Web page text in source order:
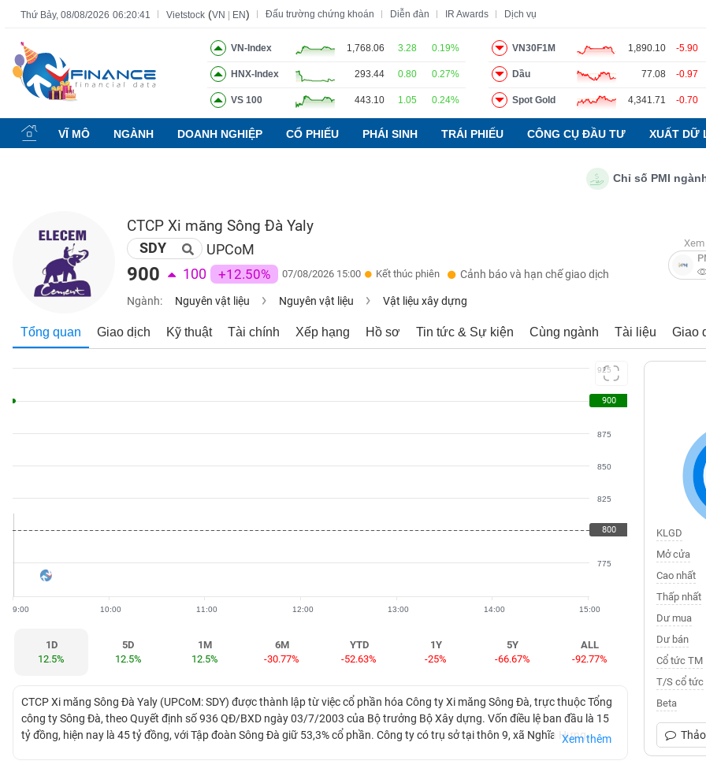
Thứ Bảy, 08/08/2026 06:20:42 Vietstock (VN EN) Đấu trường chứng khoán Diễn đàn IR Awards Dịch vụ
VN-Index 1,768.06 3.28 0.19%
HNX-Index 293.44 0.80 0.27%
VS 100 443.10 1.05 0.24%
VN30F1M 1,890.10 -5.90
Dầu 77.08 -0.97
Spot Gold 4,341.71 -0.70
VĨ MÔ NGÀNH DOANH NGHIỆP CỔ PHIẾU PHÁI SINH TRÁI PHIẾU CÔNG CỤ ĐẦU TƯ XUẤT DỮ
Chỉ số PMI ngành
CTCP Xi măng Sông Đà Yaly
SDY UPCoM
900 100 +12.50% 07/08/2026 15:00 Kết thúc phiên Cảnh báo và hạn chế giao dịch
Ngành: Nguyên vật liệu Nguyên vật liệu Vật liệu xây dựng
Tổng quan Giao dịch Kỹ thuật Tài chính Xếp hạng Hồ sơ Tin tức & Sự kiện Cùng ngành Tài liệu Giao
800
775
825
850
875
900
925
9:00 10:00 11:00 12:00 13:00 14:00 15:00
800
900
1D
12.5%
5D
12.5%
1M
12.5%
6M
-30.77%
YTD
-52.63%
1Y
-25%
5Y
-66.67%
ALL
-92.77%
CTCP Xi măng Sông Đà Yaly (UPCoM: SDY) được thành lập từ việc cổ phần hóa Công ty Xi măng Sông Đà, trực thuộc Tổng
công ty Sông Đà, theo Quyết định số 936 QĐ/BXD ngày 03/7/2003 của Bộ trưởng Bộ Xây dựng. Vốn điều lệ ban đầu là 15
tỷ đồng, hiện nay là 45 tỷ đồng, với Tập đoàn Sông Đà giữ 53,3% cổ phần. Công ty có trụ sở tại thôn 9, xã Nghĩa Hưng,
Xem thêm
KLGD
Mở cửa
Cao nhất
Thấp nhất
Dư mua
Dư bán
Cổ tức TM
T/S cổ tức
Beta
Tất cả Tính năng Ngành Mã chứng khoán Lãnh đạo Báo cáo phân tích Thuật ngữ
Tính
năng
(-)
CHỨNG
KHOÁN
NGHIỆP
ĐỘNG
HÓA
GIỚI